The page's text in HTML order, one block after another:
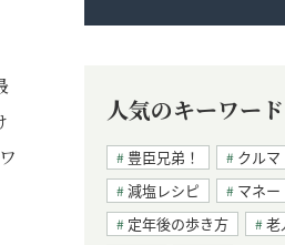
人気のキーワード
豊臣兄弟！
クルマ
減塩レシピ
マネー
定年後の歩き方
老